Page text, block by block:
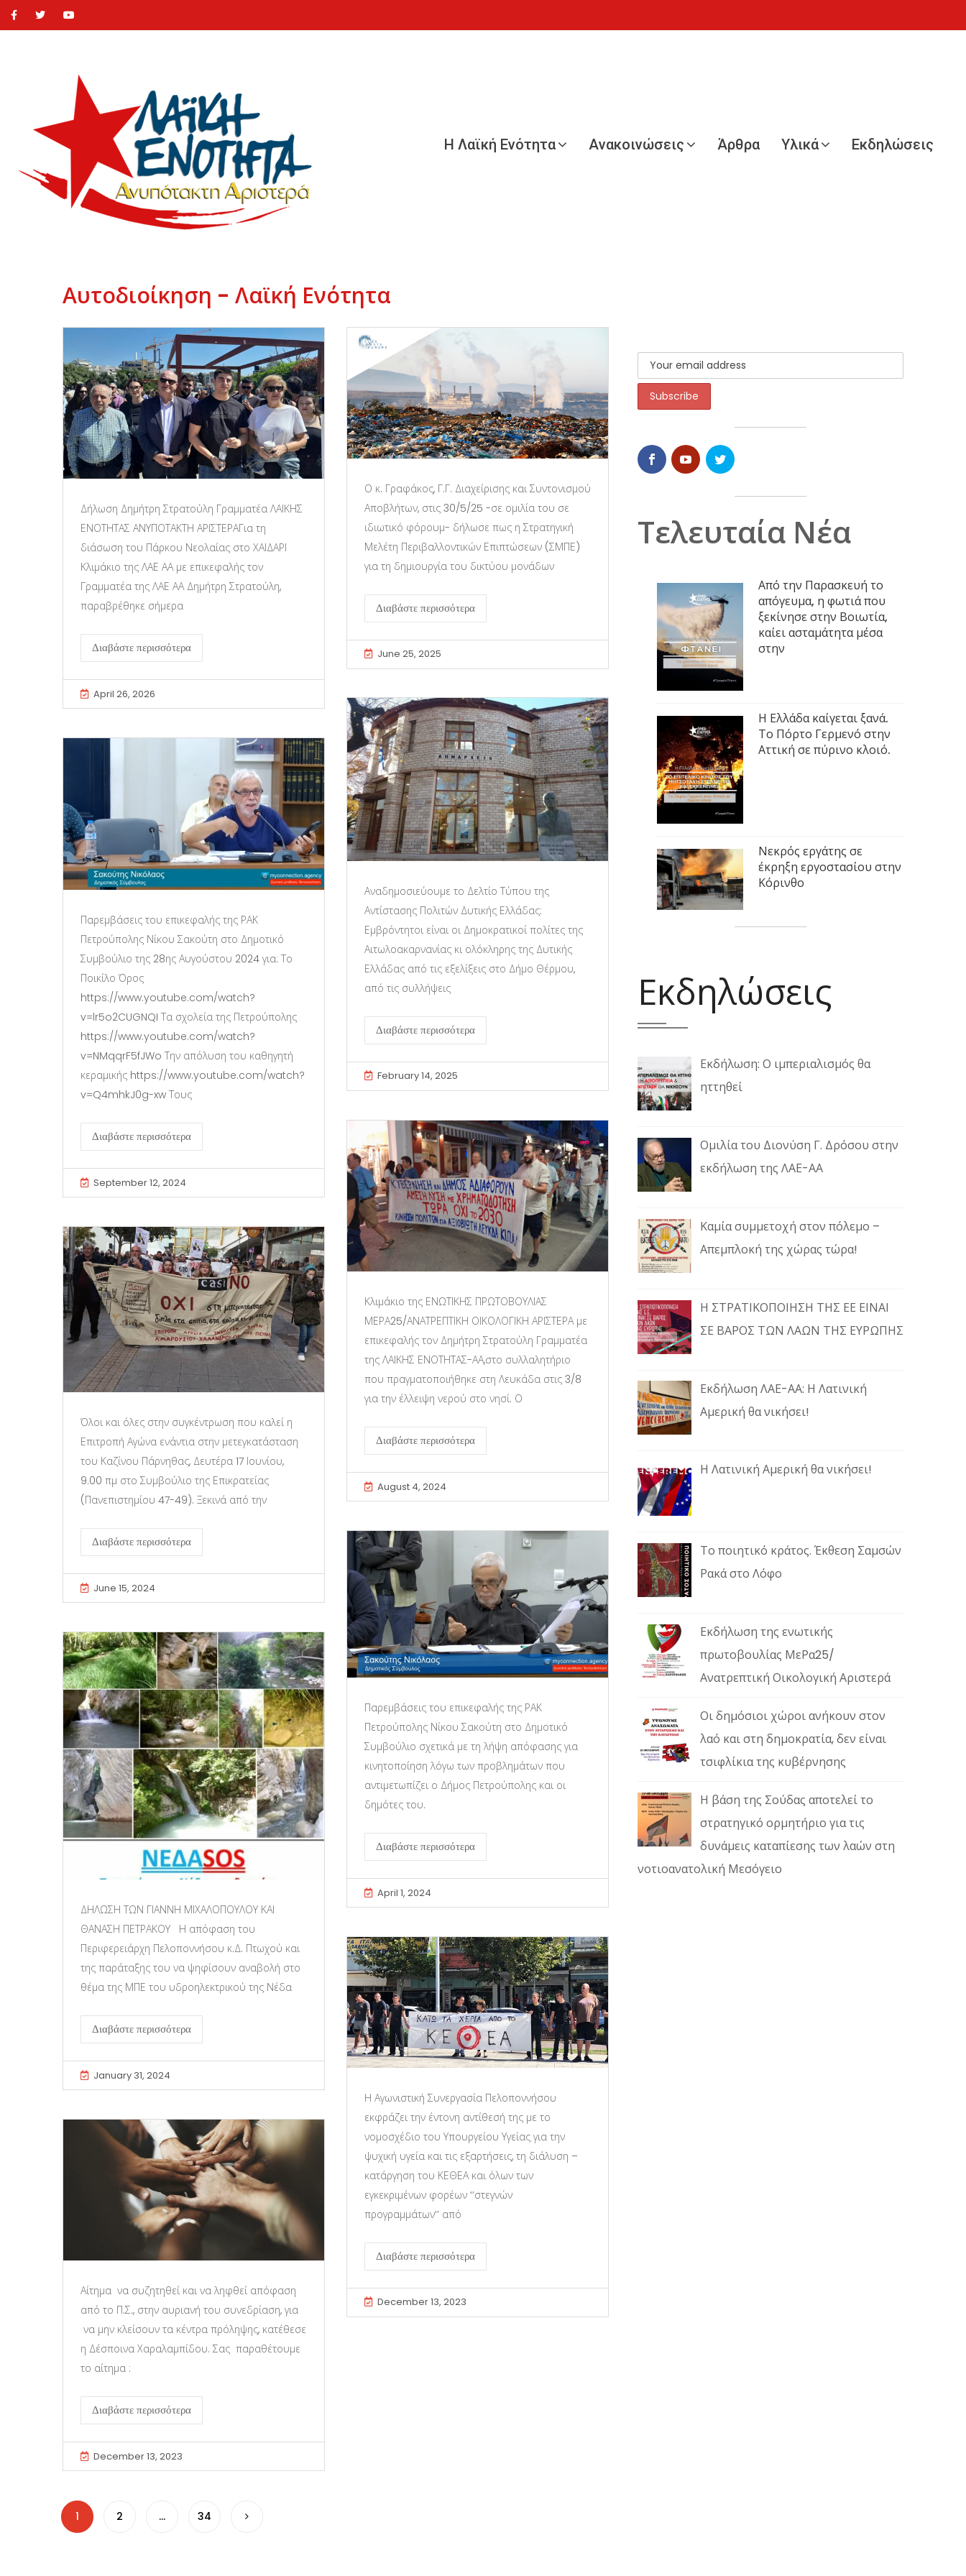
Η Λαϊκή Ενότητα Ανακοινώσεις Άρθρα Υλικά Εκδηλώσεις
Αυτοδιοίκηση - Λαϊκή Ενότητα
Δήλωση Δημήτρη Στρατούλη Γραμματέα ΛΑΙΚΗΣ
ΕΝΟΤΗΤΑΣ ΑΝΥΠΟΤΑΚΤΗ ΑΡΙΣΤΕΡΑΓια τη
διάσωση του Πάρκου Νεολαίας στο ΧΑΙΔΑΡΙ
Κλιμάκιο της ΛΑΕ ΑΑ με επικεφαλής τον
Γραμματέα της ΛΑΕ ΑΑ Δημήτρη Στρατούλη,
παραβρέθηκε σήμερα
Διαβάστε περισσότερα
April 26, 2026
Ο κ. Γραφάκος, Γ.Γ. Διαχείρισης και Συντονισμού
Αποβλήτων, στις 30/5/25 -σε ομιλία του σε
ιδιωτικό φόρουμ- δήλωσε πως η Στρατηγική
Μελέτη Περιβαλλοντικών Επιπτώσεων (ΣΜΠΕ)
για τη δημιουργία του δικτύου μονάδων
Διαβάστε περισσότερα
June 25, 2025
Αναδημοσιεύουμε το Δελτίο Τύπου της
Αντίστασης Πολιτών Δυτικής Ελλάδας:
Εμβρόντητοι είναι οι Δημοκρατικοί πολίτες της
Αιτωλοακαρνανίας κι ολόκληρης της Δυτικής
Ελλάδας από τις εξελίξεις στο Δήμο Θέρμου,
από τις συλλήψεις
Διαβάστε περισσότερα
February 14, 2025
Παρεμβάσεις του επικεφαλής της ΡΑΚ
Πετρούπολης Νίκου Σακούτη στο Δημοτικό
Συμβούλιο της 28ης Αυγούστου 2024 για: Το
Ποικίλο Όρος
https://www.youtube.com/watch?
v=lr5o2CUGNQI Τα σχολεία της Πετρούπολης
https://www.youtube.com/watch?
v=NMqqrF5fJWo Την απόλυση του καθηγητή
κεραμικής https://www.youtube.com/watch?
v=Q4mhkJ0g-xw Τους
Διαβάστε περισσότερα
September 12, 2024
Κλιμάκιο της ΕΝΩΤΙΚΗΣ ΠΡΩΤΟΒΟΥΛΙΑΣ
ΜΕΡΑ25/ΑΝΑΤΡΕΠΤΙΚΗ ΟΙΚΟΛΟΓΙΚΗ ΑΡΙΣΤΕΡΑ με
επικεφαλής τον Δημήτρη Στρατούλη Γραμματέα
της ΛΑΙΚΗΣ ΕΝΟΤΗΤΑΣ-ΑΑ,στο συλλαλητήριο
που πραγματοποιήθηκε στη Λευκάδα στις 3/8
για την έλλειψη νερού στο νησί. Ο
Διαβάστε περισσότερα
August 4, 2024
Όλοι και όλες στην συγκέντρωση που καλεί η
Επιτροπή Αγώνα ενάντια στην μετεγκατάσταση
του Καζίνου Πάρνηθας, Δευτέρα 17 Ιουνίου,
9.00 πμ στο Συμβούλιο της Επικρατείας
(Πανεπιστημίου 47-49). Ξεκινά από την
Διαβάστε περισσότερα
June 15, 2024
Παρεμβάσεις του επικεφαλής της ΡΑΚ
Πετρούπολης Νίκου Σακούτη στο Δημοτικό
Συμβούλιο σχετικά με τη λήψη απόφασης για
κινητοποίηση λόγω των προβλημάτων που
αντιμετωπίζει ο Δήμος Πετρούπολης και οι
δημότες του.
Διαβάστε περισσότερα
April 1, 2024
ΔΗΛΩΣΗ ΤΩΝ ΓΙΑΝΝΗ ΜΙΧΑΛΟΠΟΥΛΟΥ ΚΑΙ
ΘΑΝΑΣΗ ΠΕΤΡΑΚΟΥ Η απόφαση του
Περιφερειάρχη Πελοποννήσου κ.Δ. Πτωχού και
της παράταξης του να ψηφίσουν αναβολή στο
θέμα της ΜΠΕ του υδροηλεκτρικού της Νέδα
Διαβάστε περισσότερα
January 31, 2024
Η Αγωνιστική Συνεργασία Πελοποννήσου
εκφράζει την έντονη αντίθεσή της με το
νομοσχέδιο του Υπουργείου Υγείας για την
ψυχική υγεία και τις εξαρτήσεις, τη διάλυση –
κατάργηση του ΚΕΘΕΑ και όλων των
εγκεκριμένων φορέων ‘’στεγνών
προγραμμάτων’’ από
Διαβάστε περισσότερα
December 13, 2023
Αίτημα να συζητηθεί και να ληφθεί απόφαση
από το Π.Σ., στην αυριανή του συνεδρίαση, για
να μην κλείσουν τα κέντρα πρόληψης, κατέθεσε
η Δέσποινα Χαραλαμπίδου. Σας παραθέτουμε
το αίτημα :
Διαβάστε περισσότερα
December 13, 2023
1 2 … 34
Τελευταία Νέα
Από την Παρασκευή το
απόγευμα, η φωτιά που
ξεκίνησε στην Βοιωτία,
καίει ασταμάτητα μέσα
στην
Η Ελλάδα καίγεται ξανά.
Το Πόρτο Γερμενό στην
Αττική σε πύρινο κλοιό.
Νεκρός εργάτης σε
έκρηξη εργοστασίου στην
Κόρινθο
Εκδηλώσεις
Εκδήλωση: Ο ιμπεριαλισμός θα
ηττηθεί
Ομιλία του Διονύση Γ. Δρόσου στην
εκδήλωση της ΛΑΕ-ΑΑ
Καμία συμμετοχή στον πόλεμο –
Απεμπλοκή της χώρας τώρα!
Η ΣΤΡΑΤΙΚΟΠΟΙΗΣΗ ΤΗΣ ΕΕ ΕΙΝΑΙ
ΣΕ ΒΑΡΟΣ ΤΩΝ ΛΑΩΝ ΤΗΣ ΕΥΡΩΠΗΣ
Εκδήλωση ΛΑΕ-ΑΑ: Η Λατινική
Αμερική θα νικήσει!
Η Λατινική Αμερική θα νικήσει!
Το ποιητικό κράτος. Έκθεση Σαμσών
Ρακά στο Λόφο
Εκδήλωση της ενωτικής
πρωτοβουλίας ΜεΡα25/
Ανατρεπτική Οικολογική Αριστερά
Οι δημόσιοι χώροι ανήκουν στον
λαό και στη δημοκρατία, δεν είναι
τσιφλίκια της κυβέρνησης
Η βάση της Σούδας αποτελεί το
στρατηγικό ορμητήριο για τις
δυνάμεις καταπίεσης των λαών στη
νοτιοανατολική Μεσόγειο